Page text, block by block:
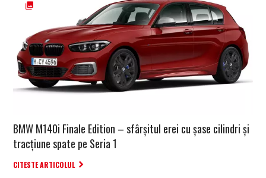
BMW M140i Finale Edition – sfârșitul erei cu șase cilindri și
tracțiune spate pe Seria 1
CITESTE ARTICOLUL